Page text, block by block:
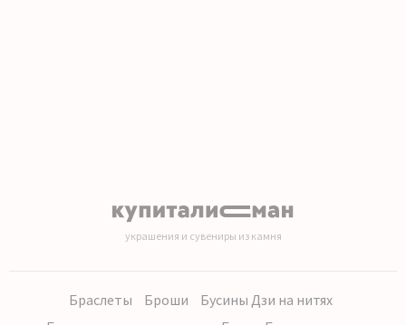
украшения и сувениры из камня
Браслеты Броши
Бусины Дзи на нитях